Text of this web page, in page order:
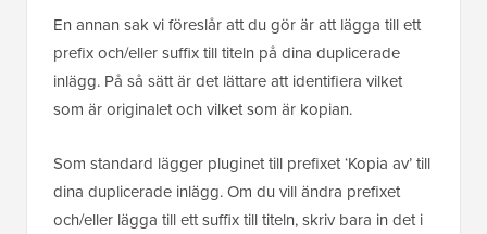
En annan sak vi föreslår att du gör är att lägga till ett
prefix och/eller suffix till titeln på dina duplicerade
inlägg. På så sätt är det lättare att identifiera vilket
som är originalet och vilket som är kopian.
Som standard lägger pluginet till prefixet ‘Kopia av’ till
dina duplicerade inlägg. Om du vill ändra prefixet
och/eller lägga till ett suffix till titeln, skriv bara in det i